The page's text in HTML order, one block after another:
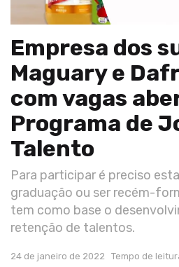
Empresa dos
Maguary e
com vagas
Programa de
Talento
Para participar é preciso
graduação ou ser recém-
tem como base o
retenção de talentos.
24 de janeiro de 2022 Tempo de